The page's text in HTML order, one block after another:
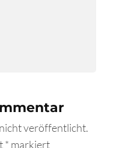
veröffentlicht.
* markiert